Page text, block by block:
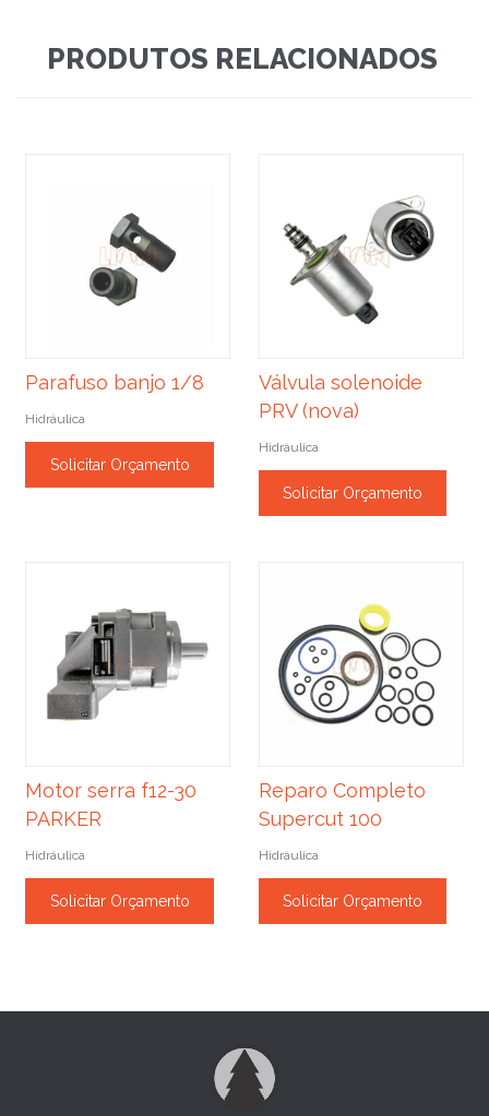
PRODUTOS RELACIONADOS
Parafuso banjo 1/8
Hidráulica
Solicitar Orçamento
Válvula solenoide
PRV (nova)
Hidráulica
Solicitar Orçamento
Motor serra f12-30
PARKER
Hidráulica
Solicitar Orçamento
Reparo Completo
Supercut 100
Hidráulica
Solicitar Orçamento